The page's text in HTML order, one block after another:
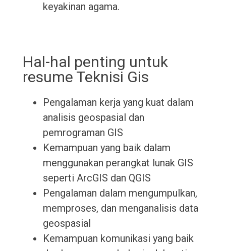
keyakinan agama.
Hal-hal penting untuk
resume Teknisi Gis
Pengalaman kerja yang kuat dalam
analisis geospasial dan
pemrograman GIS
Kemampuan yang baik dalam
menggunakan perangkat lunak GIS
seperti ArcGIS dan QGIS
Pengalaman dalam mengumpulkan,
memproses, dan menganalisis data
geospasial
Kemampuan komunikasi yang baik